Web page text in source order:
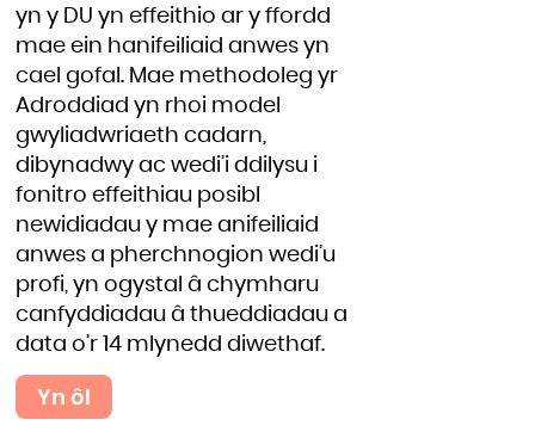
yn y DU yn effeithio ar y ffordd
mae ein hanifeiliaid anwes yn
cael gofal. Mae methodoleg yr
Adroddiad yn rhoi model
gwyliadwriaeth cadarn,
dibynadwy ac wedi’i ddilysu i
fonitro effeithiau posibl
newidiadau y mae anifeiliaid
anwes a pherchnogion wedi’u
profi, yn ogystal â chymharu
canfyddiadau â thueddiadau a
data o’r 14 mlynedd diwethaf.
Yn ôl